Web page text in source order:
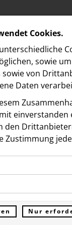
Cookies.
sowie
von
Daten
ein­ver­standen
den
Zustimmung
der
Daten
erfassen
unsereNur